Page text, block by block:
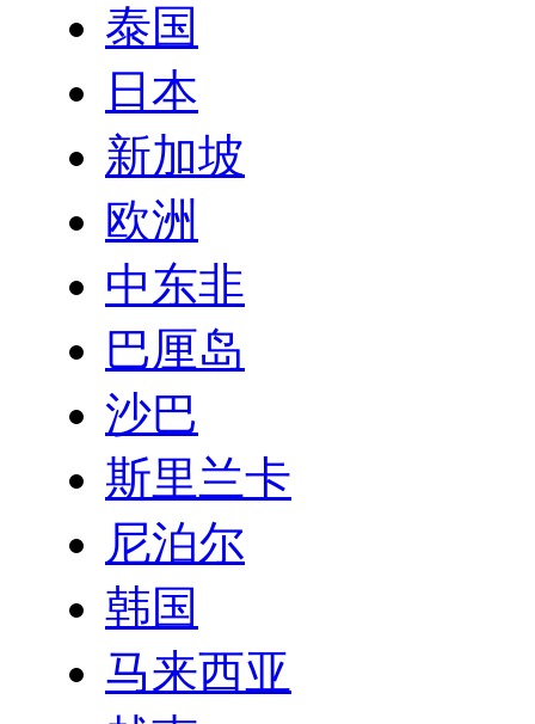
泰国
日本
新加坡
欧洲
中东非
巴厘岛
沙巴
斯里兰卡
尼泊尔
韩国
马来西亚